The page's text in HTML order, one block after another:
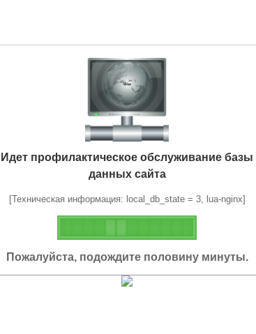
Идет профилактическое обслуживание базы
данных сайта
[Техническая информация: local_db_state = 3, lua-nginx]
Пожалуйста, подождите половину минуты.